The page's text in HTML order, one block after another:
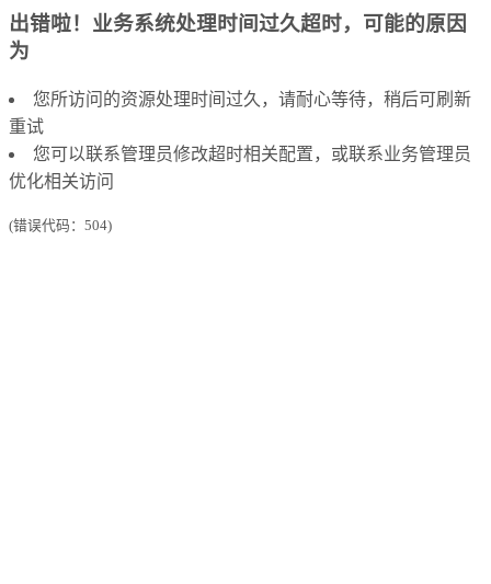
出错啦！业务系统处理时间过久超时，可能的原因
为
您所访问的资源处理时间过久，请耐心等待，稍后可刷新
重试
您可以联系管理员修改超时相关配置，或联系业务管理员
优化相关访问
(错误代码：504)